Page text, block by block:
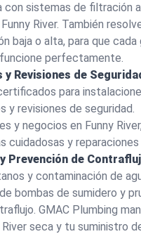
con sistemas de filtración
River. También
baja o alta, para que cada
perfectamente.
y Revisiones de
para
y revisiones de seguridad.
y negocios en Funny
cuidadosas y
Prevención de
y contaminación de
bombas de sumidero y
GMAC Plumbing
seca y tu suministro